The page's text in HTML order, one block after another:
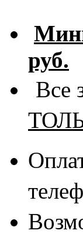
руб.
Все